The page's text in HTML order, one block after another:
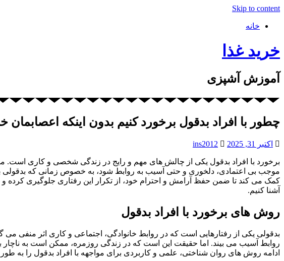
Skip to content
خانه
خرید غذا
آموزش آشپزی
چطور با افراد بدقول برخورد کنیم بدون اینکه اعصابمان
اکتبر 31, 2025 ins2012
برخورد با افراد بدقول یکی از چالش های مهم و رایج در زندگی شخصی و کاری است.
موجب بی اعتمادی، دلخوری و حتی آسیب به روابط شود، به خصوص زمانی که بدقولی
کمک می کند تا ضمن حفظ آرامش و احترام خود، از تکرار این رفتاری جلوگیری کرده و
آشنا کنیم.
روش های برخورد با افراد بدقول
بدقولی یکی از رفتارهایی است که در روابط خانوادگی، اجتماعی و کاری اثر منفی
روابط آسیب می بیند. اما حقیقت این است که در زندگی روزمره، ممکن است به ناچار با
ادامه روش های روان شناختی، علمی و کاربردی برای مواجهه با افراد بدقول را به